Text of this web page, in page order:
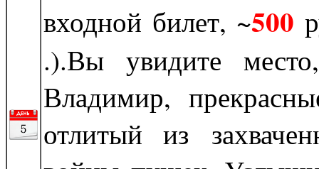
входной билет, ~500
.).Вы увидите
Владимир,
отлитый из